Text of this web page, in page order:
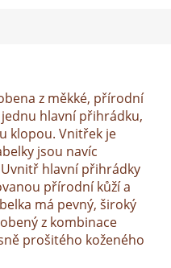
z měkké, přírodní
hlavní přihrádku,
klopou. Vnitřek je
jsou navíc
hlavní přihrádky
přírodní kůží a
má pevný, široký
z kombinace
prošitého koženého